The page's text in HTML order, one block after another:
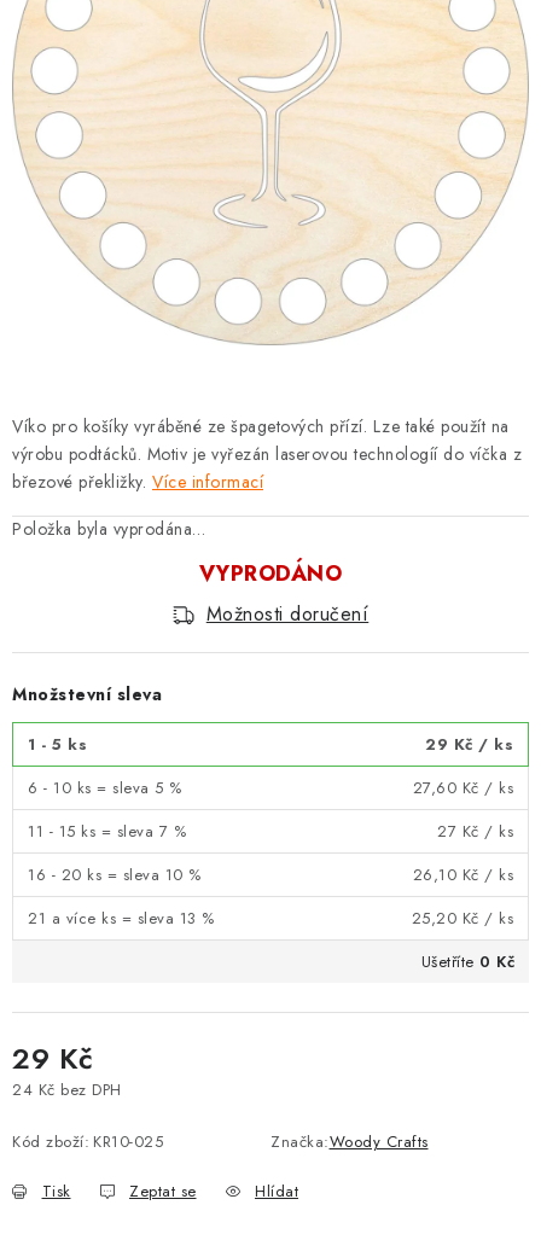
VELKOOBCHOD
Doprava a platba Vrácení zboží a reklamace
Časté otázky
Kontakt
Moje objednávka
Obchodní podmínky
Ochrana osobních údajů
Hodnocení obchodu
Oblíbené produkty
Věrnostní program
Víko pro košíky vyráběné ze špagetových přízí. Lze také použít na
výrobu podtácků. Motiv je vyřezán laserovou technologíí do víčka z
březové překližky. Více informací
Položka byla vyprodána…
VYPRODÁNO
Možnosti doručení
Množstevní sleva
1 - 5 ks 29 Kč / ks
6 - 10 ks = sleva 5 %
27,60 Kč / ks
11 - 15 ks = sleva 7 %
27 Kč / ks
16 - 20 ks = sleva 10 %
26,10 Kč / ks
21 a více ks = sleva 13 %
25,20 Kč / ks
Ušetříte 0 Kč
29 Kč
24 Kč bez DPH
Kód zboží: KR10-025 Značka:Woody Crafts
Tisk Zeptat se Hlídat